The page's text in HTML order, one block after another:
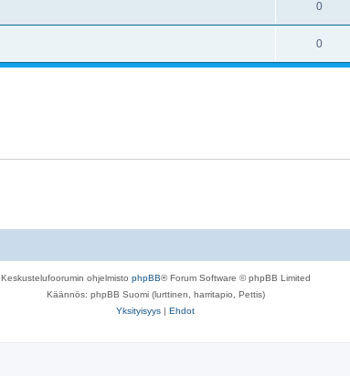
0
0
Keskustelufoorumin ohjelmisto phpBB® Forum Software © phpBB Limited
Käännös: phpBB Suomi (lurttinen, harritapio, Pettis)
Yksityisyys | Ehdot